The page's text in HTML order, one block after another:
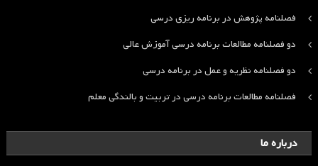
فصلنامه پژوهش در برنامه ریزی درسی
دو فصلنامه مطالعات برنامه درسی آموزش عالی
دو فصلنامه نظریه و عمل در برنامه درسی
فصلنامه مطالعات برنامه درسی در تربیت و بالندگی معلم
درباره ما